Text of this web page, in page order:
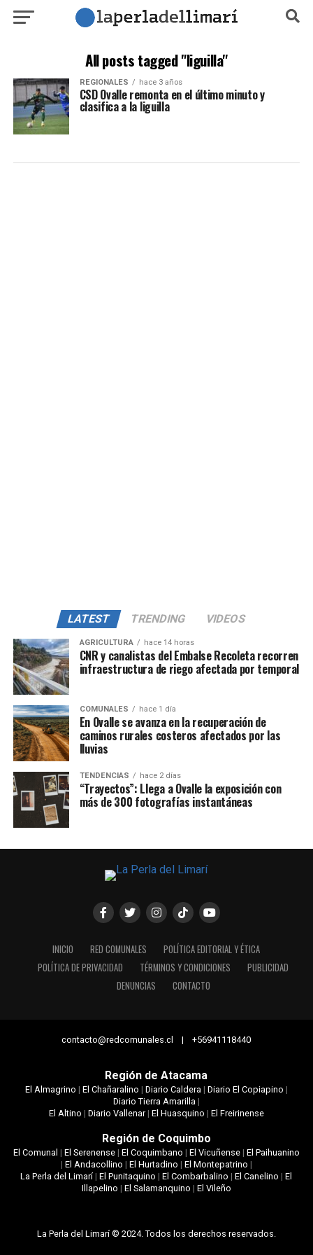
All posts tagged "liguilla"
REGIONALES hace 3 años
CSD Ovalle remonta en el último minuto y
clasifica a la liguilla
LATEST TRENDING VIDEOS
AGRICULTURA hace 14 horas
CNR y canalistas del Embalse Recoleta recorren
infraestructura de riego afectada por temporal
COMUNALES hace 1 día
En Ovalle se avanza en la recuperación de
caminos rurales costeros afectados por las
lluvias
TENDENCIAS hace 2 días
“Trayectos”: Llega a Ovalle la exposición con
más de 300 fotografías instantáneas
INICIO RED COMUNALES
POLÍTICA EDITORIAL Y ÉTICA
POLÍTICA DE PRIVACIDAD
TÉRMINOS Y CONDICIONES
PUBLICIDAD
DENUNCIAS
CONTACTO
contacto@redcomunales.cl | +56941118440
Región de Atacama
El Almagrino | El Chañaralino | Diario Caldera| Diario El Copiapino |
Diario Tierra Amarilla|
El Altino | Diario Vallenar| El Huasquino | El Freirinense
Región de Coquimbo
El Comunal | El Serenense| El Coquimbano | El Vicuñense| El Paihuanino
| El Andacollino | El Hurtadino | El Montepatrino |
La Perla del Limarí|El Punitaquino |El Combarbalino |El Canelino |El
Illapelino | El Salamanquino | El Vileño
La Perla del Limarí © 2024. Todos los derechos reservados.